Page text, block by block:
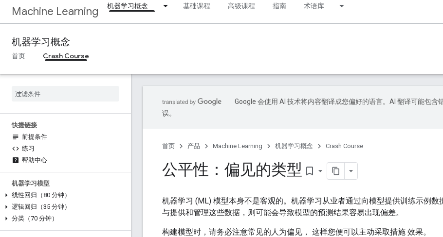
Machine Learning 机器学习概念 基础课程 高级课程 指南 术语库
机器学习概念
首页 Crash Course
快捷链接
前提条件
练习
帮助中心
机器学习模型
线性回归（80 分钟）
逻辑回归（35 分钟）
分类（70 分钟）
Google 会使用 AI 技术将内容翻译成您偏好的语言。AI 翻译可能包含
误。
首页 产品 Machine Learning 机器学习概念 Crash Course
公平性：偏见的类型 bookmark_border
机器学习 (ML) 模型本身不是客观的。机器学习从业者通过向模型提供训练示例数
与提供和管理这些数据，则可能会导致模型的预测结果容易出现偏差。
构建模型时，请务必注意常见的人为偏见， 这样您便可以主动采取措施 效果。